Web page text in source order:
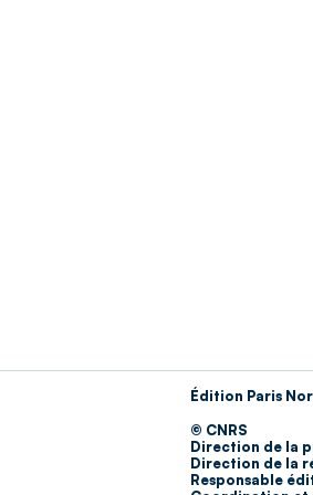
Édition Paris
© CNRS
Direction de la
Direction de la
Responsable